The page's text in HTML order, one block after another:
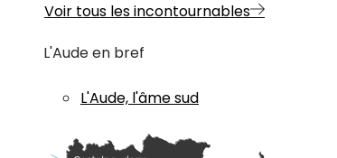
Voir tous les incontournables
L'Aude en bref
L'Aude, l'âme sud